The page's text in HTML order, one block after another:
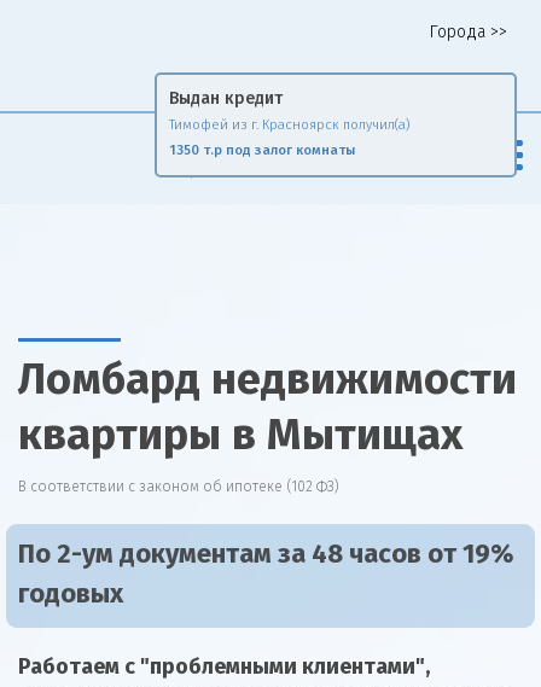
Города >>
FinRise
Ломбард недвижимости
квартиры в Мытищах
В соответствии с законом об ипотеке (102 ФЗ)
По 2-ум документам за 48 часов от 19%
годовых
Работаем с "проблемными клиентами",
Выдан кредит
Тимофей из г. Красноярск получил(а)
1350 т.р под залог комнаты